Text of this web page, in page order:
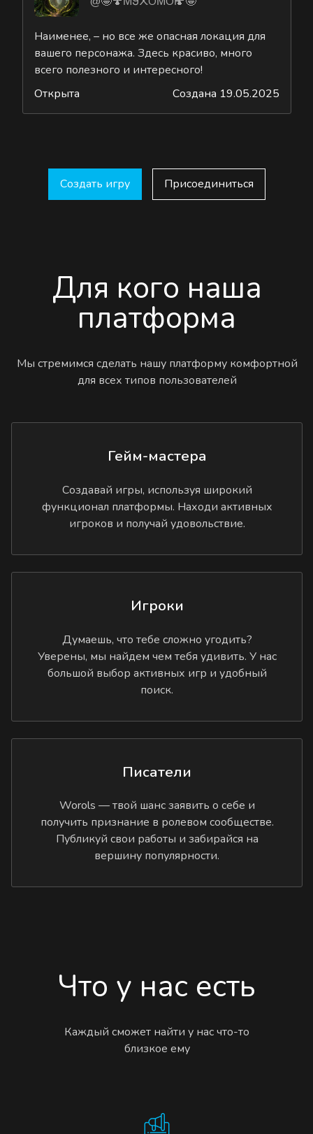
Наименее, – но все же опасная локация для
вашего персонажа. Здесь красиво, много
всего полезного и интересного!
Открыта
Создана 19.05.2025
Создать игру Присоединиться
Для кого наша
платформа
Мы стремимся сделать нашу платформу комфортной
для всех типов пользователей
Гейм-мастера
Создавай игры, используя широкий
функционал платформы. Находи активных
игроков и получай удовольствие.
Игроки
Думаешь, что тебе сложно угодить?
Уверены, мы найдем чем тебя удивить. У нас
большой выбор активных игр и удобный
поиск.
Писатели
Worols — твой шанс заявить о себе и
получить признание в ролевом сообществе.
Публикуй свои работы и забирайся на
вершину популярности.
Что у нас есть
Каждый сможет найти у нас что-то
близкое ему